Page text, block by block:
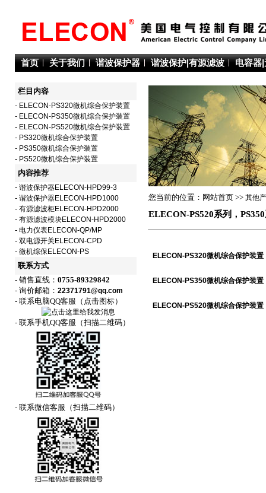
首页 关于我们 谐波保护器 谐波保护|有源滤波 电容器
栏目内容
- ELECON-PS320微机综合保护装置
- ELECON-PS350微机综合保护装置
- ELECON-PS520微机综合保护装置
- PS320微机综合保护装置
- PS350微机综合保护装置
- PS520微机综合保护装置
内容推荐
- 谐波保护器ELECON-HPD99-3
- 谐波保护器ELECON-HPD1000
- 有源滤波柜ELECON-HPD2000
- 有源滤波模块ELECON-HPD2000
- 电力仪表ELECON-QP/MP
- 双电源开关ELECON-CPD
- 微机综保ELECON-PS
联系方式
- 销售直线： 0755-89329842
- 询价邮箱： 22371791@qq.com
- 联系电脑QQ客服（点击图标）
- 联系手机QQ客服（扫描二维码）
- 联系微信客服（扫描二维码）
您当前的位置：网站首页 >> 其他
ELECON-PS520系列，
ELECON-PS320微机综合保护装置
ELECON-PS350微机综合保护装置
ELECON-PS520微机综合保护装置